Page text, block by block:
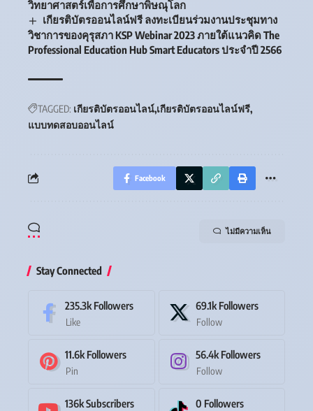
วิทยาศาสตร์เพื่อการศึกษาพิษณุโลก
เกียรติบัตรออนไลน์ฟรี ลงทะเบียนร่วมงานประชุมทาง
วิชาการของคุรุสภา KSP Webinar 2023 ภายใต้แนวคิด The
Professional Education Hub Smart Educators ประจำปี 2566
TAGGED: เกียรติบัตรออนไลน์ เกียรติบัตรออนไลน์ฟรี
แบบทดสอบออนไลน์
Facebook
ไม่มีความเห็น
Stay Connected
235.3k Followers
Like
69.1k Followers
Follow
11.6k Followers
Pin
56.4k Followers
Follow
136kSubscribers 0 Followers